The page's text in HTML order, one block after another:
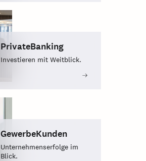
PrivateBanking
Investieren mit Weitblick.
GewerbeKunden
Unternehmenserfolge im
Blick.